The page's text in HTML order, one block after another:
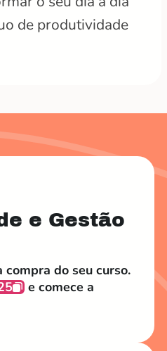
de produtividade
e Gestão
compra do seu curso.
e comece a